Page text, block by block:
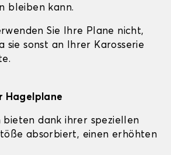
bleiben kann.
Sie Ihre Plane nicht,
sie sonst an Ihrer Karosserie
Hagelplane
bieten dank ihrer speziellen
absorbiert, einen erhöhten